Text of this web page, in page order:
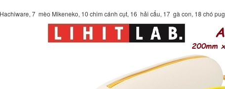
7 mèo Mikeneko, 10 chim cánh cụt, 16 hải cẩu, 17 gà con, 18 chó pug